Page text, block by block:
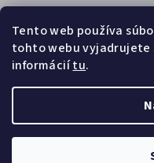
Tento web používa
tohto webu vyjadrujete
informáciítu.
Ako nakupovať
Obchodné podmienky
Podmienky ochrany